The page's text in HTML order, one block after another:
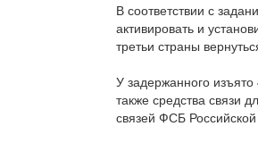
В соответствии с
активировать и
третьи страны
У задержанного
также средства связи
связей ФСБ